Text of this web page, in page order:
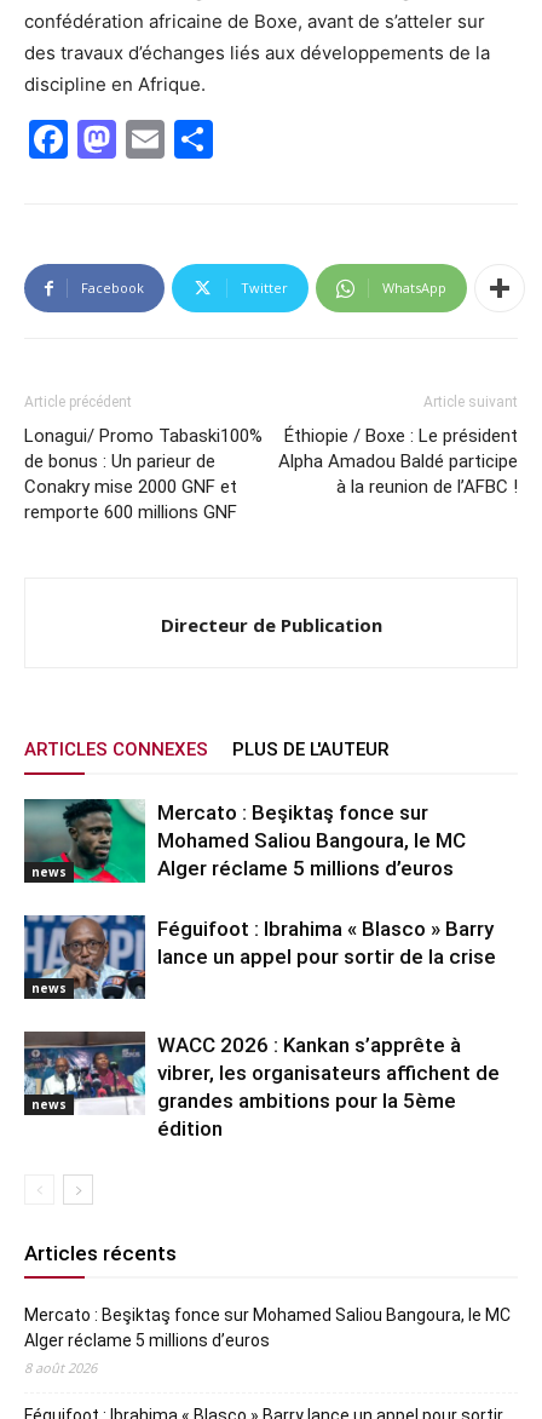
confédération africaine de Boxe, avant de s’atteler sur
des travaux d’échanges liés aux développements de la
discipline en Afrique.
Facebook
Mastodon
Email
Facebook Twitter WhatsApp
Article précédent
Lonagui/ Promo Tabaski100%
de bonus : Un parieur de
Conakry mise 2000 GNF et
remporte 600 millions GNF
Article suivant
Éthiopie / Boxe : Le président
Alpha Amadou Baldé participe
à la reunion de l’AFBC !
Directeur de Publication
ARTICLES CONNEXES PLUS DE L'AUTEUR
news
Mercato : Beşiktaş fonce sur
Mohamed Saliou Bangoura, le MC
Alger réclame 5 millions d’euros
news
Féguifoot : Ibrahima « Blasco » Barry
lance un appel pour sortir de la crise
news
WACC 2026 : Kankan s’apprête à
vibrer, les organisateurs affichent de
grandes ambitions pour la 5ème
édition
Articles récents
Mercato : Beşiktaş fonce sur Mohamed Saliou Bangoura, le MC
Alger réclame 5 millions d’euros
8 août 2026